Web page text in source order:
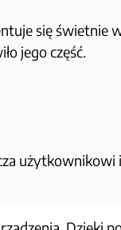
się świetnie
jego część.
użytkownikowi